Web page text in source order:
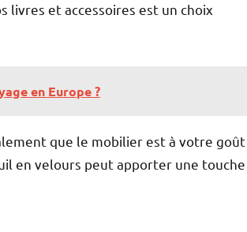
livres et accessoires est un choix
en Europe ?
que le mobilier est à votre goût
en velours peut apporter une touche